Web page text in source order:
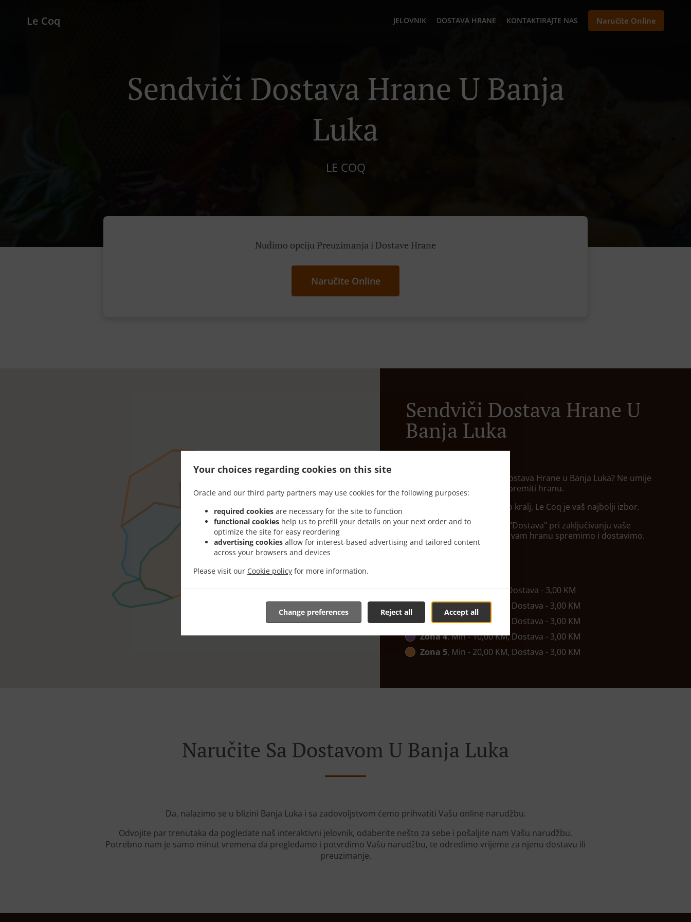
Your choices regarding cookies on this site
Oracle and our third party partners may use cookies for the following purposes:
required cookies are necessary for the site to function
functional cookies help us to prefill your details on your next order and to
optimize the site for easy reordering
advertising cookies allow for interest-based advertising and tailored content
across your browsers and devices
Please visit our Cookie policy for more information.
Accept all
Reject all
Change preferences
Le Coq JELOVNIK DOSTAVA HRANE KONTAKTIRAJTE NAS Naručite Online
Sendviči Dostava Hrane U Banja
Luka
LE COQ
Nudimo opciju Preuzimanja i Dostave Hrane
Naručite Online
Sendviči Dostava Hrane U
Banja Luka
U potrazi ste za Sendviči Dostava Hrane u Banja Luka? Ne umije
niti ima vremena svako pripremiti hranu.
Kada želite biti usluženi kao kralj, Le Coq je vaš najbolji izbor.
Jednostavno birajte opciju "Dostava" pri zaključivanju vaše
narudžbe i opustite se dok vam hranu spremimo i dostavimo.
Zona 1, Min - 5,00 KM, Dostava - 3,00 KM
Zona 2, Min - 10,00 KM, Dostava - 3,00 KM
Zona 3, Min - 10,00 KM, Dostava - 3,00 KM
Zona 4, Min - 10,00 KM, Dostava - 3,00 KM
Zona 5, Min - 20,00 KM, Dostava - 3,00 KM
Naručite Sa Dostavom U Banja Luka
Da, nalazimo se u blizini Banja Luka i sa zadovoljstvom ćemo prihvatiti Vašu online narudžbu.
Odvojite par trenutaka da pogledate naš interaktivni jelovnik, odaberite nešto za sebe i pošaljite nam Vašu narudžbu.
Potrebno nam je samo minut vremena da pregledamo i potvrdimo Vašu narudžbu, te odredimo vrijeme za njenu dostavu ili
preuzimanje.